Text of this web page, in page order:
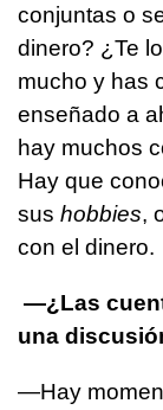
conjuntas o
dinero? ¿Te
mucho y has
enseñado a
hay muchos
Hay que
sus hobbies,
con el dinero.
—¿Las
una
—Hay